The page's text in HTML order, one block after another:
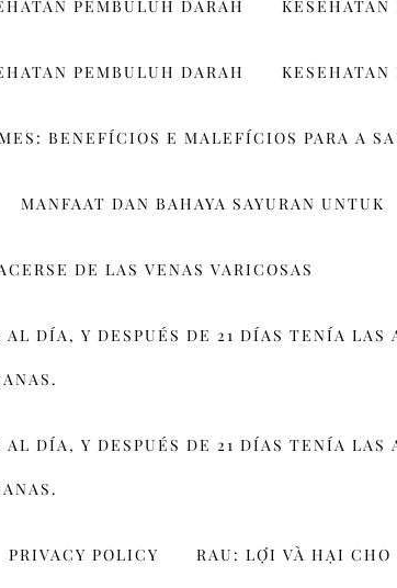
PEMBULUH DARAH KESEHATAN
PEMBULUH DARAH KESEHATAN
BENEFÍCIOS E MALEFÍCIOS PARA A
MANFAAT DAN BAHAYA SAYURAN UNTUK
DE LAS VENAS VARICOSAS
DÍA, Y DESPUÉS DE 21 DÍAS TENÍA LAS
DÍA, Y DESPUÉS DE 21 DÍAS TENÍA LAS
PRIVACY POLICY RAU: LỢI VÀ HẠI CHO